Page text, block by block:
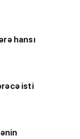
hansı
isti